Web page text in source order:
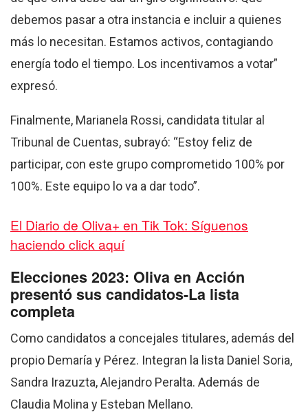
debemos pasar a otra instancia e incluir a quienes
más lo necesitan. Estamos activos, contagiando
energía todo el tiempo. Los incentivamos a votar”
expresó.
Finalmente, Marianela Rossi, candidata titular al
Tribunal de Cuentas, subrayó: “Estoy feliz de
participar, con este grupo comprometido 100% por
100%. Este equipo lo va a dar todo”.
El Diario de Oliva+ en Tik Tok: Síguenos
haciendo click aquí
Elecciones 2023: Oliva en Acción
presentó sus candidatos-La lista
completa
Como candidatos a concejales titulares, además del
propio Demaría y Pérez. Integran la lista Daniel Soria,
Sandra Irazuzta, Alejandro Peralta. Además de
Claudia Molina y Esteban Mellano.